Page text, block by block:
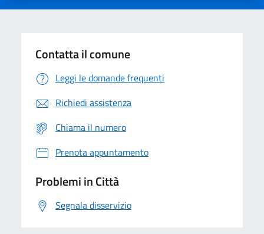
Contatta il comune
Leggi le domande frequenti
Richiedi assistenza
Chiama il numero
Prenota appuntamento
Problemi in Città
Segnala disservizio